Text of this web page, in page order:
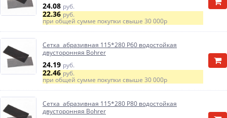
24.08 руб.
22.36руб.
при общей сумме покупки свыше 30 000р
Сетка абразивная 115*280 P60 водостойкая
двусторонняя Bohrer
24.19 руб.
22.46руб.
при общей сумме покупки свыше 30 000р
Сетка абразивная 115*280 P80 водостойкая
двусторонняя Bohrer